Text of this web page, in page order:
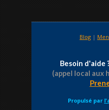
Blog |
Besoin d'aide
(appel local aux
Propulsé par